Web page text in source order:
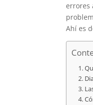
errores
Ahí es